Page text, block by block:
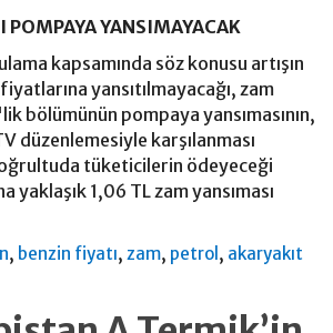
YANSIMAYACAK
kapsamında söz konusu artışın
yansıtılmayacağı, zam
bölümünün pompaya yansımasının,
düzenlemesiyle karşılanması
tüketicilerin ödeyeceği
yaklaşık 1,06 TL zam yansıması
, benzin fiyatı, zam, petrol , akaryakıt